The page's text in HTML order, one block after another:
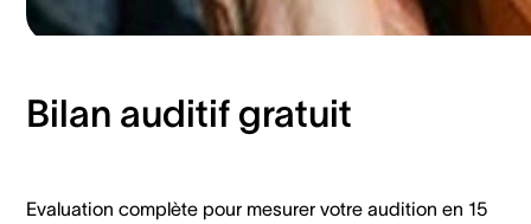
Bilan auditif gratuit
Evaluation complète pour mesurer votre audition en 15